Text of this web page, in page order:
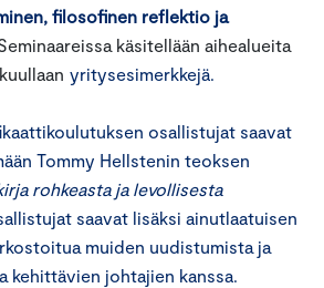
filosofinen reflektio ja
käsitellään aihealueita
yritysesimerkkejä.
osallistujat saavat
Tommy Hellstenin teoksen
rohkeasta ja levollisesta
saavat lisäksi ainutlaatuisen
muiden uudistumista ja
kehittävien johtajien kanssa.